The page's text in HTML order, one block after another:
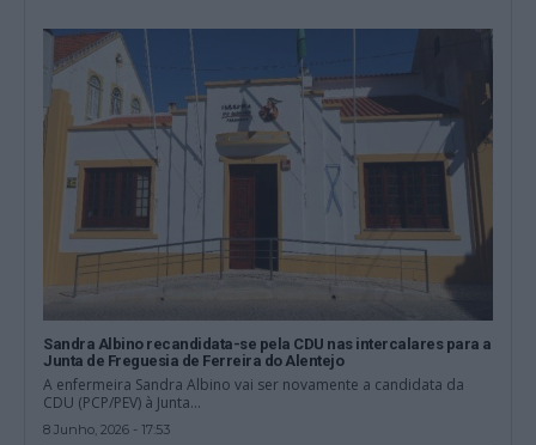
Sandra Albino recandidata-se pela CDU nas intercalares para a
Junta de Freguesia de Ferreira do Alentejo
A enfermeira Sandra Albino vai ser novamente a candidata da
CDU (PCP/PEV) à Junta...
8 Junho, 2026 - 17:53